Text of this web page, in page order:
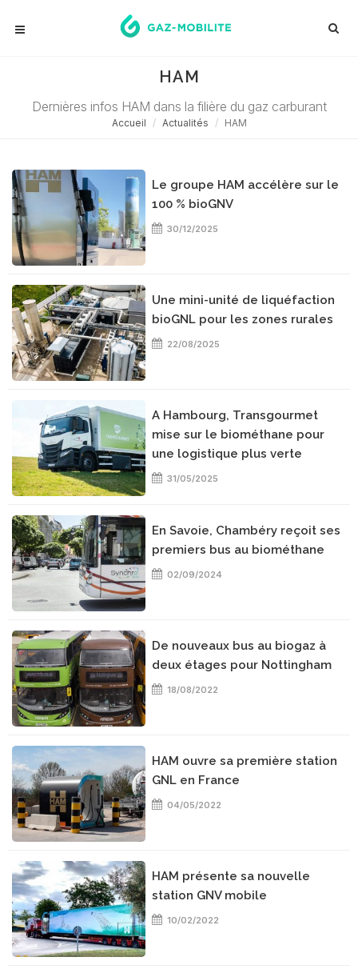
HAM
Dernières infos HAM dans la filière du gaz carburant
Accueil Actualités HAM
Le groupe HAM accélère sur le
100 % bioGNV
30/12/2025
Une mini-unité de liquéfaction
bioGNL pour les zones rurales
22/08/2025
A Hambourg, Transgourmet
mise sur le biométhane pour
une logistique plus verte
31/05/2025
En Savoie, Chambéry reçoit ses
premiers bus au biométhane
02/09/2024
De nouveaux bus au biogaz à
deux étages pour Nottingham
18/08/2022
HAM ouvre sa première station
GNL en France
04/05/2022
HAM présente sa nouvelle
station GNV mobile
10/02/2022